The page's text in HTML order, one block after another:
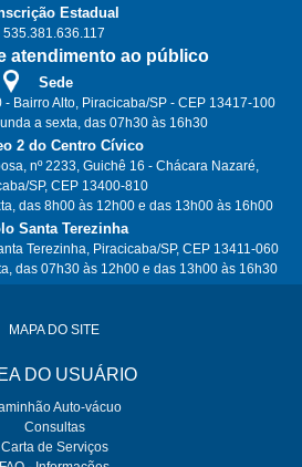
Estadual
535.381.636.117
atendimento ao público
Sede
Bairro Alto, Piracicaba/SP - CEP 13417-100
a sexta, das 07h30 às 16h30
2 do Centro Cívico
nº 2233, Guichê 16 - Chácara Nazaré,
SP, CEP 13400-810
das 8h00 às 12h00 e das 13h00 às 16h00
Santa Terezinha
Terezinha, Piracicaba/SP, CEP 13411-060
das 07h30 às 12h00 e das 13h00 às 16h30
MAPA DO SITE
DO USUÁRIO
Auto-vácuo
Consultas
Carta de Serviços